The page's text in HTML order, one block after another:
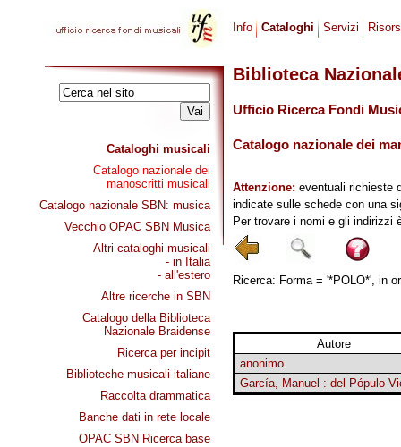
Cataloghi musicali
Catalogo nazionale dei
manoscritti musicali
Catalogo nazionale SBN: musica
Vecchio OPAC SBN Musica
Altri cataloghi musicali
- in Italia
- all'estero
Altre ricerche in SBN
Catalogo della Biblioteca
Nazionale Braidense
Ricerca per incipit
Biblioteche musicali italiane
Raccolta drammatica
Banche dati in rete locale
OPAC SBN Ricerca base
Info Cataloghi Servizi
Biblioteca
Ufficio Ricerca Fondi
Catalogo nazionale dei
Attenzione: eventuali richieste
indicate sulle schede con una
Per trovare i nomi e gli indirizzi
Ricerca: Forma = '*POLO*', in
Autore
anonimo
García, Manuel : del Pópulo